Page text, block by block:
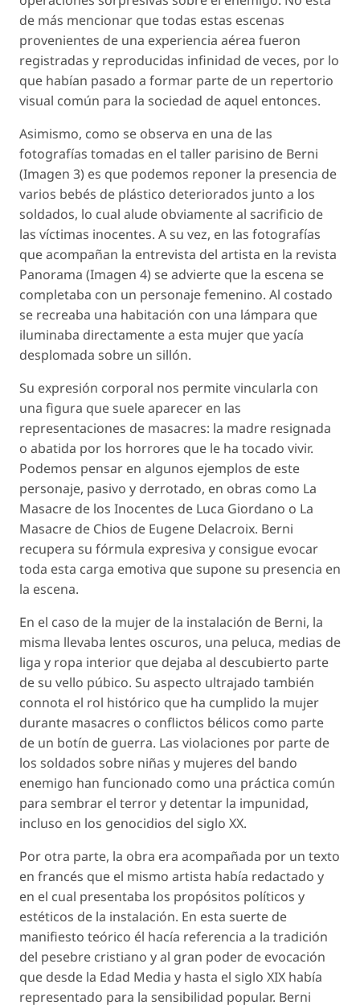
de más mencionar que todas estas escenas
provenientes de una experiencia aérea fueron
registradas y reproducidas infinidad de veces, por lo
que habían pasado a formar parte de un repertorio
visual común para la sociedad de aquel entonces.
Asimismo, como se observa en una de las
fotografías tomadas en el taller parisino de Berni
(Imagen 3) es que podemos reponer la presencia de
varios bebés de plástico deteriorados junto a los
soldados, lo cual alude obviamente al sacrificio de
las víctimas inocentes. A su vez, en las fotografías
que acompañan la entrevista del artista en la revista
Panorama (Imagen 4) se advierte que la escena se
completaba con un personaje femenino. Al costado
se recreaba una habitación con una lámpara que
iluminaba directamente a esta mujer que yacía
desplomada sobre un sillón.
Su expresión corporal nos permite vincularla con
una figura que suele aparecer en las
representaciones de masacres: la madre resignada
o abatida por los horrores que le ha tocado vivir.
Podemos pensar en algunos ejemplos de este
personaje, pasivo y derrotado, en obras como La
Masacre de los Inocentes de Luca Giordano o La
Masacre de Chios de Eugene Delacroix. Berni
recupera su fórmula expresiva y consigue evocar
toda esta carga emotiva que supone su presencia en
la escena.
En el caso de la mujer de la instalación de Berni, la
misma llevaba lentes oscuros, una peluca, medias de
liga y ropa interior que dejaba al descubierto parte
de su vello púbico. Su aspecto ultrajado también
connota el rol histórico que ha cumplido la mujer
durante masacres o conflictos bélicos como parte
de un botín de guerra. Las violaciones por parte de
los soldados sobre niñas y mujeres del bando
enemigo han funcionado como una práctica común
para sembrar el terror y detentar la impunidad,
incluso en los genocidios del siglo XX.
Por otra parte, la obra era acompañada por un texto
en francés que el mismo artista había redactado y
en el cual presentaba los propósitos políticos y
estéticos de la instalación. En esta suerte de
manifiesto teórico él hacía referencia a la tradición
del pesebre cristiano y al gran poder de evocación
que desde la Edad Media y hasta el siglo XIX había
representado para la sensibilidad popular. Berni